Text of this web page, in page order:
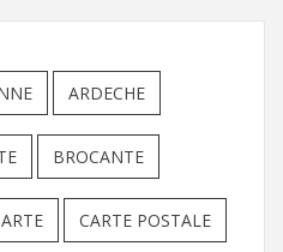
ARDECHE
BROCANTE
CARTE POSTALE